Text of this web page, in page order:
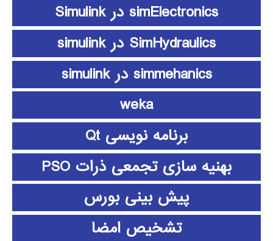
simElectronics در Simulink
SimHydraulics در simulink
simmehanics در simulink
weka
برنامه نویسی Qt
بهنیه سازی تجمعی ذرات PSO
پیش بینی بورس
تشخیص امضا